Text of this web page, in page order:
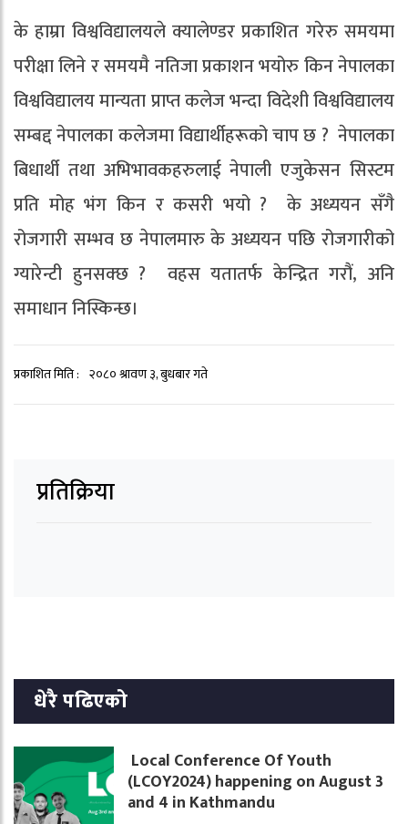
के हाम्रा विश्वविद्यालयले क्यालेण्डर प्रकाशित गरेरु समयमा
परीक्षा लिने र समयमै नतिजा प्रकाशन भयोरु किन नेपालका
विश्वविद्यालय मान्यता प्राप्त कलेज भन्दा विदेशी विश्वविद्यालय
सम्बद्द नेपालका कलेजमा विद्यार्थीहरूको चाप छ ? नेपालका
बिधार्थी तथा अभिभावकहरुलाई नेपाली एजुकेसन सिस्टम
प्रति मोह भंग किन र कसरी भयो ? के अध्ययन सँगै
रोजगारी सम्भव छ नेपालमारु के अध्ययन पछि रोजगारीको
ग्यारेन्टी हुनसक्छ ? वहस यतातर्फ केन्द्रित गरौं, अनि
समाधान निस्किन्छ।
प्रकाशित मिति : २०८० श्रावण ३, बुधबार गते
प्रतिक्रिया
धेरै पढिएको
Local Conference Of Youth
(LCOY2024) happening on August 3
and 4 in Kathmandu